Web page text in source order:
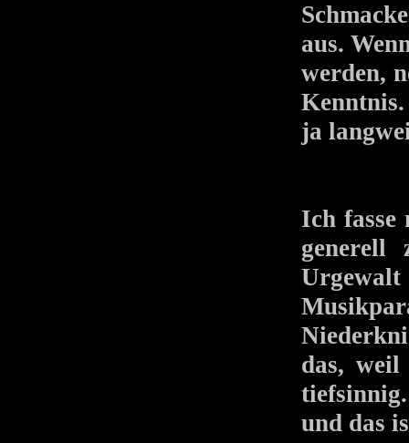
aus.
werden,
ja
Ich fasse
generell
das,
und das